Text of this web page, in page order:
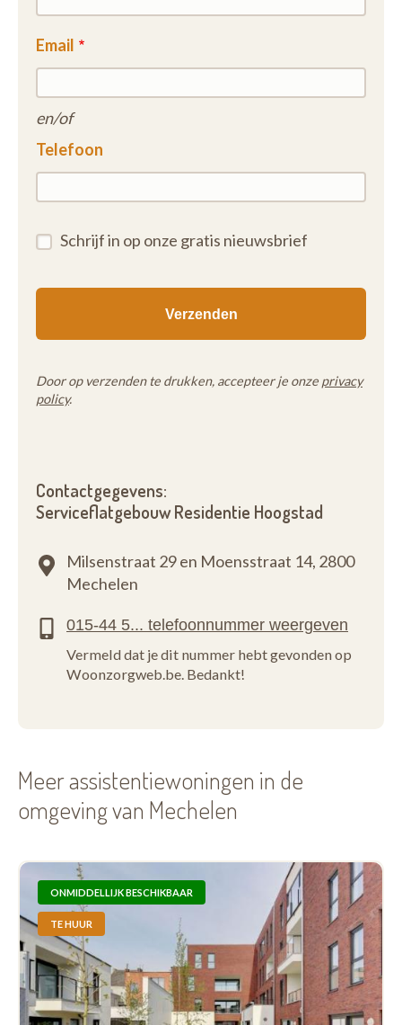
Email
en/of
Telefoon
Schrijf in op onze gratis nieuwsbrief
Door op verzenden te drukken, accepteer je onze privacy
policy.
Contactgegevens:
Serviceflatgebouw Residentie Hoogstad
Milsenstraat 29 en Moensstraat 14, 2800
Mechelen
Vermeld dat je dit nummer hebt gevonden op
Woonzorgweb.be. Bedankt!
Meer assistentiewoningen in de
omgeving van Mechelen
ONMIDDELLIJK BESCHIKBAAR
TE HUUR